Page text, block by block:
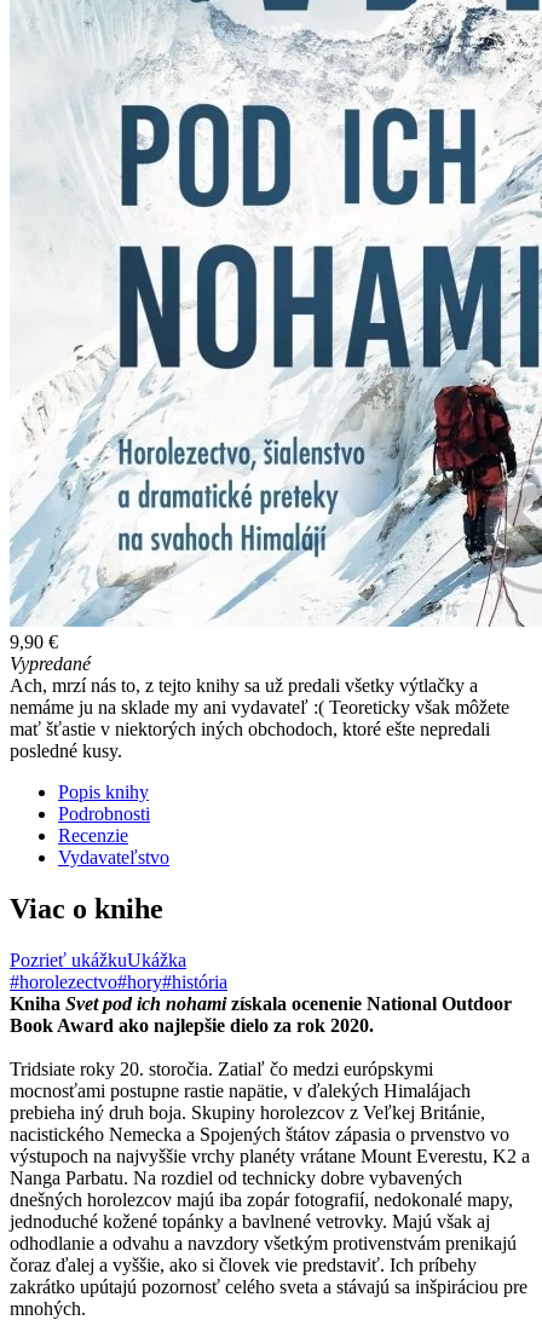
9,90 €
Vypredané
Ach, mrzí nás to, z tejto knihy sa už predali všetky výtlačky a
nemáme ju na sklade my ani vydavateľ :( Teoreticky však môžete
mať šťastie v niektorých iných obchodoch, ktoré ešte nepredali
posledné kusy.
Popis knihy
Podrobnosti
Recenzie
Vydavateľstvo
Viac o knihe
Pozrieť ukážkuUkážka
#horolezectvo#hory#história
Kniha Svet pod ich nohamizískala ocenenie National Outdoor
Book Award ako najlepšie dielo za rok 2020.
Tridsiate roky 20. storočia. Zatiaľ čo medzi európskymi
mocnosťami postupne rastie napätie, v ďalekých Himalájach
prebieha iný druh boja. Skupiny horolezcov z Veľkej Británie,
nacistického Nemecka a Spojených štátov zápasia o prvenstvo vo
výstupoch na najvyššie vrchy planéty vrátane Mount Everestu, K2 a
Nanga Parbatu. Na rozdiel od technicky dobre vybavených
dnešných horolezcov majú iba zopár fotografií, nedokonalé mapy,
jednoduché kožené topánky a bavlnené vetrovky. Majú však aj
odhodlanie a odvahu a navzdory všetkým protivenstvám prenikajú
čoraz ďalej a vyššie, ako si človek vie predstaviť. Ich príbehy
zakrátko upútajú pozornosť celého sveta a stávajú sa inšpiráciou pre
mnohých.